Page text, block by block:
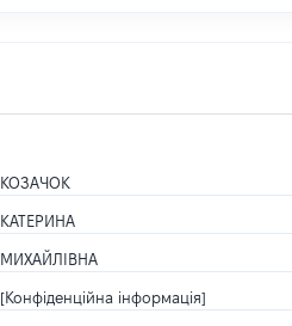
КОЗАЧОК
КАТЕРИНА
МИХАЙЛІВНА
[Конфіденційна інформація]